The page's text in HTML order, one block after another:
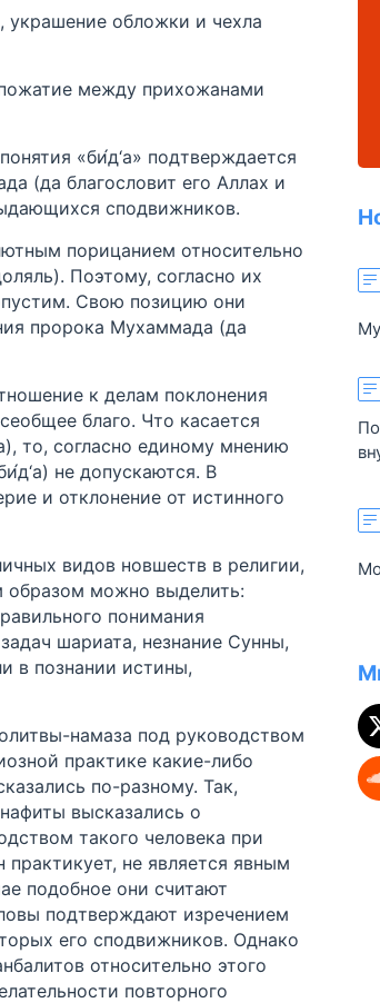
украшение обложки и чехла
между прихожанами
«би́д‘а» подтверждается
(да благословит его Аллах и
сподвижников.
порицанием относительно
Поэтому, согласно их
Свою позицию они
пророка Мухаммада (да
к делам поклонения
благо. Что касается
то, согласно единому мнению
не допускаются. В
и отклонение от истинного
видов новшеств в религии,
образом можно выделить:
понимания
шариата, незнание Сунны,
в познании истины,
намаза под руководством
практике какие-либо
по-разному. Так,
высказались о
такого человека при
не является явным
подобное они считают
подтверждают изречением
его сподвижников. Однако
относительно этого
повторного
и